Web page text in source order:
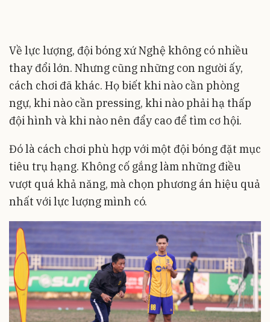
Về lực lượng, đội bóng xứ Nghệ không có nhiều
thay đổi lớn. Nhưng cũng những con người ấy,
cách chơi đã khác. Họ biết khi nào cần phòng
ngự, khi nào cần pressing, khi nào phải hạ thấp
đội hình và khi nào nên đẩy cao để tìm cơ hội.
Đó là cách chơi phù hợp với một đội bóng đặt mục
tiêu trụ hạng. Không cố gắng làm những điều
vượt quá khả năng, mà chọn phương án hiệu quả
nhất với lực lượng mình có.